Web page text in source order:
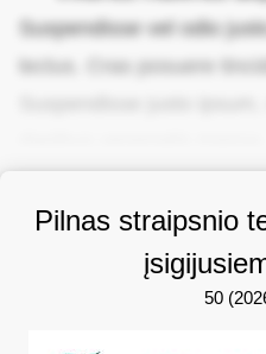
Suspendisse vel odio
Pilnas straipsnio
50